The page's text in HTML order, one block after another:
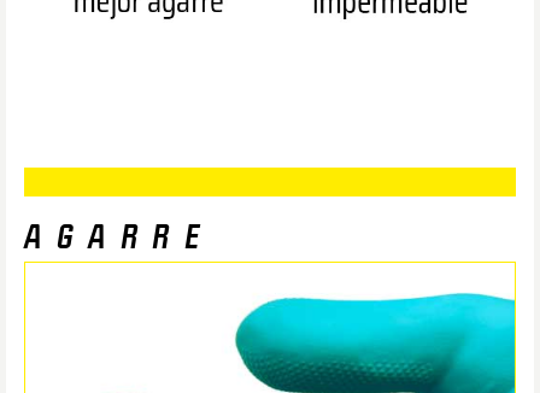
AGARRE